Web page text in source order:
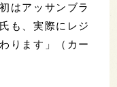
はアッサンブラ
も、実際にレジ
ります」（カー